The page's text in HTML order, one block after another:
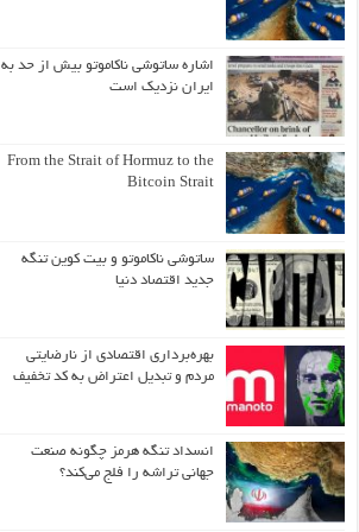
اشاره ساتوشی ناکاموتو بیش از حد به
ایران نزدیک است
From the Strait of Hormuz to the
Bitcoin Strait
ساتوشی ناکاموتو و بیت کوین تنگه
جدید اقتصاد دنیا
بهره‌برداری اقتصادی از نارضایتی
مردم و تبدیل اعتراض به کد تخفیف
انسداد تنگه هرمز چگونه صنعت
جهانی تراشه را فلج می‌کند؟